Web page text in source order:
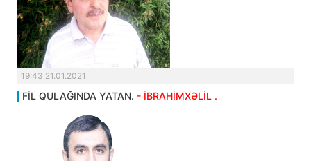
19:43 21.01.2021
FİL QULAĞINDA YATAN. - İBRAHİMXƏLİL .